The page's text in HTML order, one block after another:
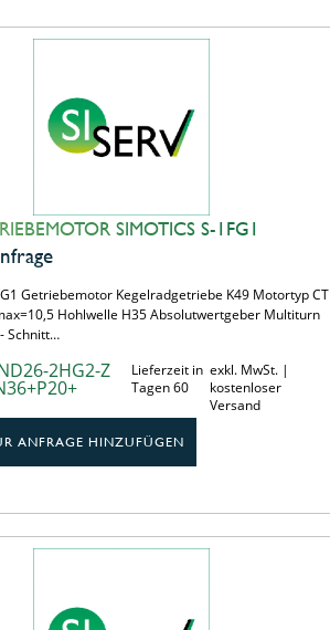
SIMOTICS S-1FG1
Getriebemotor Kegelradgetriebe K49 Motortyp CT
Hohlwelle H35 Absolutwertgeber Multiturn
Schnitt…
2HG2-Z
Lieferzeit in
Tagen 60
exkl. MwSt. |
kostenloser
Versand
ANFRAGE HINZUFÜGEN